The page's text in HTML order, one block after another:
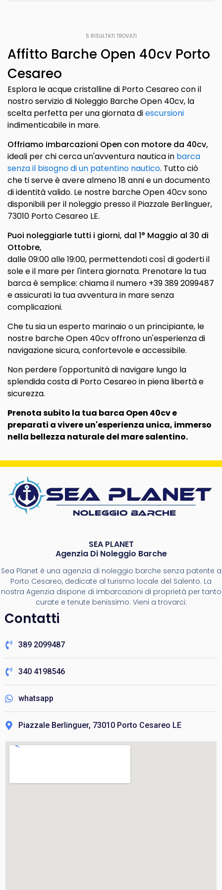
5 RISULTATI TROVATI
Affitto Barche Open 40cv Porto
Cesareo
Esplora le acque cristalline di Porto Cesareo con il
nostro servizio di Noleggio Barche Open 40cv, la
scelta perfetta per una giornata diescursioni
indimenticabile in mare.
Offriamo imbarcazioni Open con motore da 40cv,
ideali per chi cerca un'avventura nautica in barca
senza il bisogno di un patentino nautico. Tutto ciò
che ti serve è avere almeno 18 anni e un documento
di identità valido. Le nostre barche Open 40cv sono
disponibili per il noleggio presso il Piazzale Berlinguer,
73010 Porto Cesareo LE.
Puoi noleggiarle tutti i giorni, dal 1° Maggio al 30 di
Ottobre,
dalle 09:00 alle 19:00, permettendoti così di goderti il
sole e il mare per l'intera giornata. Prenotare la tua
barca è semplice: chiama il numero +39 389 2099487
e assicurati la tua avventura in mare senza
complicazioni.
Che tu sia un esperto marinaio o un principiante, le
nostre barche Open 40cv offrono un'esperienza di
navigazione sicura, confortevole e accessibile.
Non perdere l'opportunità di navigare lungo la
splendida costa di Porto Cesareo in piena libertà e
sicurezza.
Prenota subito la tua barca Open 40cv e
preparati a vivere un'esperienza unica, immerso
nella bellezza naturale del mare salentino.
SEA PLANET
Agenzia Di Noleggio Barche
Sea Planet è una agenzia di noleggio barche senza patente a
Porto Cesareo, dedicate al turismo locale del Salento. La
nostra Agenzia dispone di imbarcazioni di proprietà per tanto
curate e tenute benissimo. Vieni a trovarci:
Contatti
389 2099487
340 4198546
whatsapp
Piazzale Berlinguer, 73010 Porto Cesareo LE